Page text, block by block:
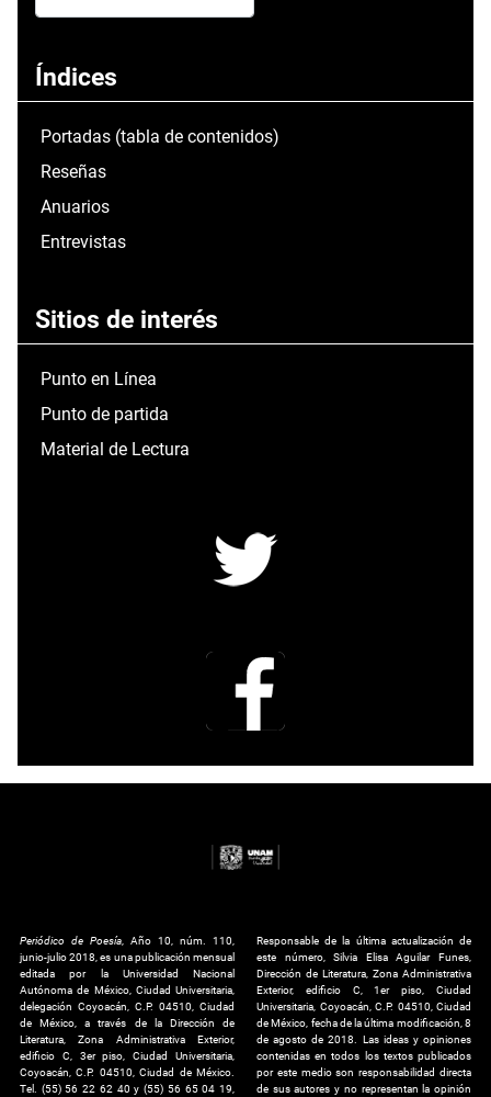
Índices
Portadas (tabla de contenidos)
Reseñas
Anuarios
Entrevistas
Sitios de interés
Punto en Línea
Punto de partida
Material de Lectura
Periódico de Poesía , Año 10, núm. 110,
junio-julio 2018, es una publicación mensual
editada por la Universidad Nacional
Autónoma de México, Ciudad Universitaria,
delegación Coyoacán, C.P. 04510, Ciudad
de México, a través de la Dirección de
Literatura, Zona Administrativa Exterior,
edificio C, 3er piso, Ciudad Universitaria,
Coyoacán, C.P. 04510, Ciudad de México.
Tel. (55) 56 22 62 40 y (55) 56 65 04 19,
Responsable de la última actualización de
este número, Silvia Elisa Aguilar Funes,
Dirección de Literatura, Zona Administrativa
Exterior, edificio C, 1er piso, Ciudad
Universitaria, Coyoacán, C.P. 04510, Ciudad
de México, fecha de la última modificación, 8
de agosto de 2018. Las ideas y opiniones
contenidas en todos los textos publicados
por este medio son responsabilidad directa
de sus autores y no representan la opinión